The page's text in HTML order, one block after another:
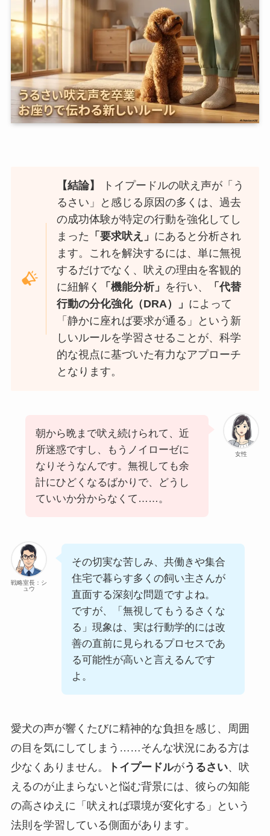
【結論】
トイプードルの吠え声が「う
るさい」と感じる原因の多くは、過去
の成功体験が特定の行動を強化してし
まった 「要求吠え」 にあると分析され
ます。これを解決するには、単に無視
するだけでなく、吠えの理由を客観的
に紐解く
「機能分析」 を行い、
「代替
行動の分化強化（DRA）」 によって
「静かに座れば要求が通る」という新
しいルールを学習させることが、科学
的な視点に基づいた有力なアプローチ
となります。
女性
朝から晩まで吠え続けられて、近
所迷惑ですし、もうノイローゼに
なりそうなんです。無視しても余
計にひどくなるばかりで、どうし
ていいか分からなくて……。
戦略室長：シ
ュウ
その切実な苦しみ、共働きや集合
住宅で暮らす多くの飼い主さんが
直面する深刻な問題ですよね。
ですが、「無視してもうるさくな
る」現象は、実は行動学的には改
善の直前に見られるプロセスであ
る可能性が高いと言えるんです
よ。
愛犬の声が響くたびに精神的な負担を感じ、周囲
の目を気にしてしまう……そんな状況にある方は
少なくありません。
トイプードルがうるさい、吠
えるのが止まらないと悩む背景には、彼らの知能
の高さゆえに「吠えれば環境が変化する」という
法則を学習している側面があります。